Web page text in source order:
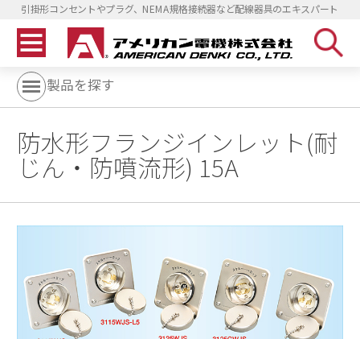
引掛形コンセントやプラグ、NEMA規格接続器など配線器具のエキスパート
製品を探す
防水形フランジインレット(耐
じん・防噴流形) 15A